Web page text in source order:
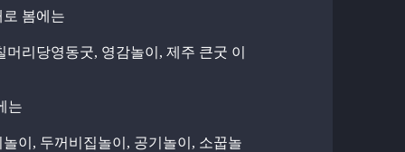
봄에는
머리당영동굿, 영감놀이, 제주 큰굿 이
는
이, 두꺼비집놀이, 공기놀이, 소꿉놀